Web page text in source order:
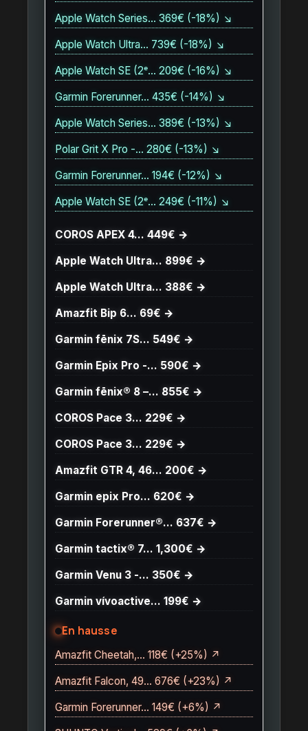
Apple Watch Series… 369€ (-18%) ↘
Apple Watch Ultra… 739€ (-18%) ↘
Apple Watch SE (2ᵉ… 209€ (-16%) ↘
Garmin Forerunner… 435€ (-14%) ↘
Apple Watch Series… 389€ (-13%) ↘
Polar Grit X Pro -… 280€ (-13%) ↘
Garmin Forerunner… 194€ (-12%) ↘
Apple Watch SE (2ᵉ… 249€ (-11%) ↘
COROS APEX 4… 449€ →
Apple Watch Ultra… 899€ →
Apple Watch Ultra… 388€ →
Amazfit Bip 6… 69€ →
Garmin fēnix 7S… 549€ →
Garmin Epix Pro -… 590€ →
Garmin fēnix® 8 –… 855€ →
COROS Pace 3… 229€ →
COROS Pace 3… 229€ →
Amazfit GTR 4, 46… 200€ →
Garmin epix Pro… 620€ →
Garmin Forerunner®… 637€ →
Garmin tactix® 7… 1,300€ →
Garmin Venu 3 -… 350€ →
Garmin vívoactive… 199€ →
En hausse
Amazfit Cheetah,… 118€ (+25%) ↗
Amazfit Falcon, 49… 676€ (+23%) ↗
Garmin Forerunner… 149€ (+6%) ↗